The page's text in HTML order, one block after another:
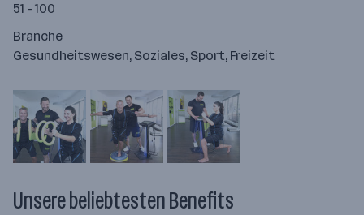
51 - 100
Branche
Gesundheitswesen, Soziales, Sport, Freizeit
Unsere beliebtesten Benefits